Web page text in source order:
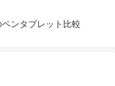
ンタブレット比較